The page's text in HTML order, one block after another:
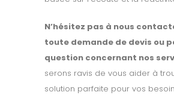
N’hésitez pas à nous
toute demande de devis ou
question concernant nos
serons ravis de vous aider à
solution parfaite pour vos